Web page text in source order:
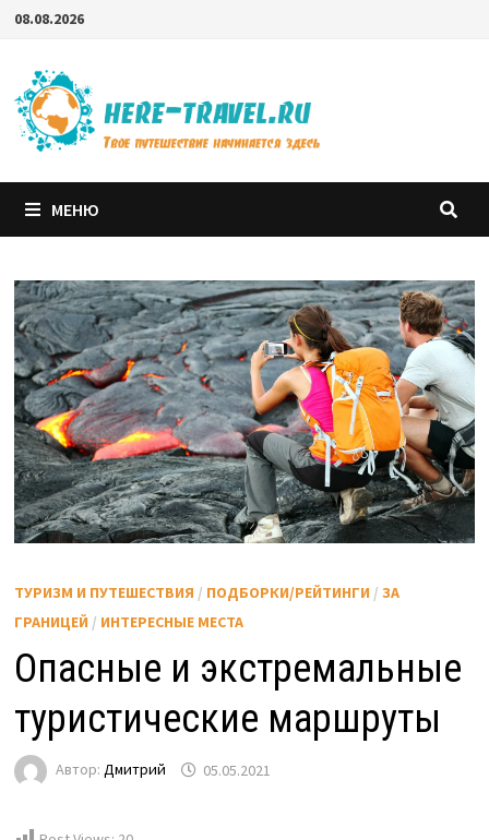
Перейти
содержимому
08.08.2026
МЕНЮ
ТУРИЗМ И ПУТЕШЕСТВИЯ / ПОДБОРКИ/РЕЙТИНГИ / ЗА
ГРАНИЦЕЙ / ИНТЕРЕСНЫЕ МЕСТА
Опасные и экстремальные
туристические маршруты
Автор: Дмитрий 05.05.2021